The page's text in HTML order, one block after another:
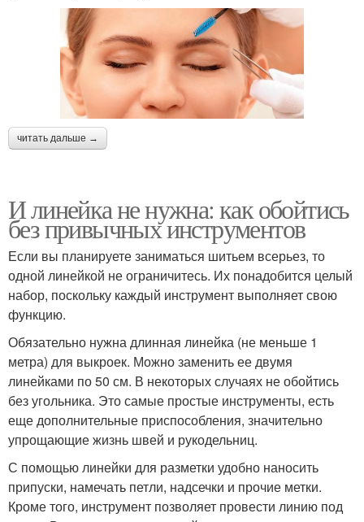
читать дальше →
И линейка не нужна: как обойтись
без привычных инструментов
Если вы планируете заниматься шитьем всерьез, то
одной линейкой не ограничитесь. Их понадобится целый
набор, поскольку каждый инструмент выполняет свою
функцию.
Обязательно нужна длинная линейка (не меньше 1
метра) для выкроек. Можно заменить ее двумя
линейками по 50 см. В некоторых случаях не обойтись
без угольника. Это самые простые инструменты, есть
еще дополнительные приспособления, значительно
упрощающие жизнь швей и рукодельниц.
С помощью линейки для разметки удобно наносить
припуски, намечать петли, надсечки и прочие метки.
Кроме того, инструмент позволяет провести линию под